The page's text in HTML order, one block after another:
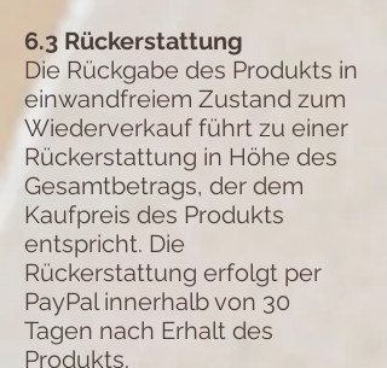
6.3 Rückerstattung
Die Rückgabe des Produkts in
einwandfreiem Zustand zum
Wiederverkauf führt zu einer
Rückerstattung in Höhe des
Gesamtbetrags, der dem
Kaufpreis des Produkts
entspricht. Die
Rückerstattung erfolgt per
PayPal innerhalb von 30
Tagen nach Erhalt des
Produkts.